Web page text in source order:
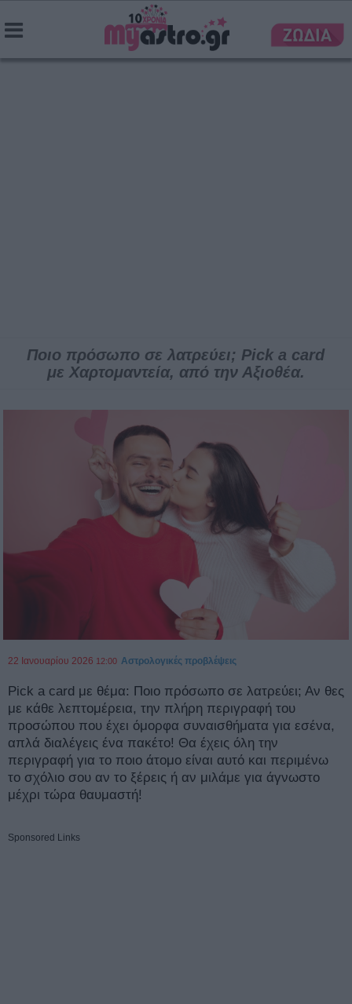
Ποιο πρόσωπο σε λατρεύει; Pick a card
με Χαρτομαντεία, από την Αξιοθέα.
22 Ιανουαρίου 2026 12:00 Αστρολογικές προβλέψεις
Pick a card με θέμα: Ποιο πρόσωπο σε λατρεύει; Αν θες
με κάθε λεπτομέρεια, την πλήρη περιγραφή του
προσώπου που έχει όμορφα συναισθήματα για εσένα,
απλά διαλέγεις ένα πακέτο! Θα έχεις όλη την
περιγραφή για το ποιο άτομο είναι αυτό και περιμένω
το σχόλιο σου αν το ξέρεις ή αν μιλάμε για άγνωστο
μέχρι τώρα θαυμαστή!
Sponsored Links